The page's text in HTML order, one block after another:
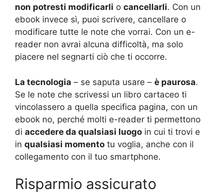
non potresti modificarli o cancellarli. Con un
ebook invece sì, puoi scrivere, cancellare o
modificare tutte le note che vorrai. Con un e-
reader non avrai alcuna difficoltà, ma solo
piacere nel segnarti ciò che ti occorre.
La tecnologia – se saputa usare – è paurosa.
Se le note che scrivessi un libro cartaceo ti
vincolassero a quella specifica pagina, con un
ebook no, perché molti e-reader ti permettono
di accedere da qualsiasi luogo in cui ti trovi e
in qualsiasi momento tu voglia, anche con il
collegamento con il tuo smartphone.
Risparmio assicurato